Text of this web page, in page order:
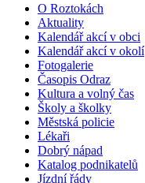
O Roztokách
Aktuality
Kalendář akcí v obci
Kalendář akcí v okolí
Fotogalerie
Časopis Odraz
Kultura a volný čas
Školy a školky
Městská policie
Lékaři
Dobrý nápad
Katalog podnikatelů
Jízdní řády